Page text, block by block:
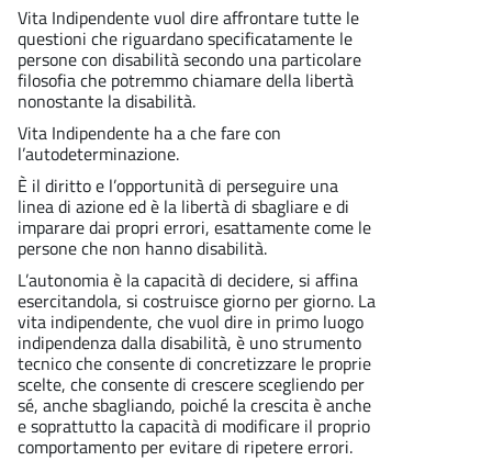
Vita Indipendente vuol dire affrontare tutte le
questioni che riguardano specificatamente le
persone con disabilità secondo una particolare
filosofia che potremmo chiamare della libertà
nonostante la disabilità.
Vita Indipendente ha a che fare con
l’autodeterminazione.
È il diritto e l’opportunità di perseguire una
linea di azione ed è la libertà di sbagliare e di
imparare dai propri errori, esattamente come le
persone che non hanno disabilità.
L’autonomia è la capacità di decidere, si affina
esercitandola, si costruisce giorno per giorno. La
vita indipendente, che vuol dire in primo luogo
indipendenza dalla disabilità, è uno strumento
tecnico che consente di concretizzare le proprie
scelte, che consente di crescere scegliendo per
sé, anche sbagliando, poiché la crescita è anche
e soprattutto la capacità di modificare il proprio
comportamento per evitare di ripetere errori.